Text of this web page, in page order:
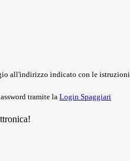
all'indirizzo indicato con le istruzioni
tramite la Login Spaggiari